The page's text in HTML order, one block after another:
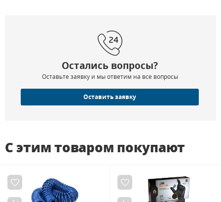
Остались вопросы?
Оставьте заявку и мы ответим на все вопросы
Оставить заявку
С этим товаром покупают